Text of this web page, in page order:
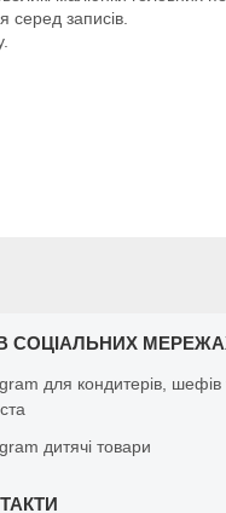
серед записів.
СОЦІАЛЬНИХ
для кондитерів, шефів
дитячі товари